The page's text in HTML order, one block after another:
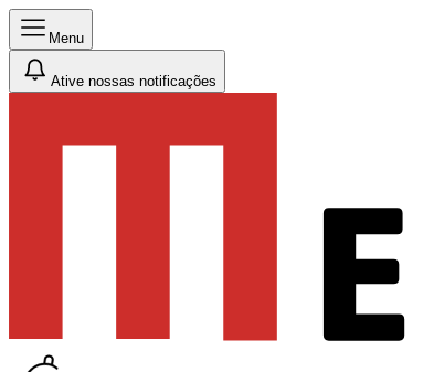
Menu
Ative nossas notificações